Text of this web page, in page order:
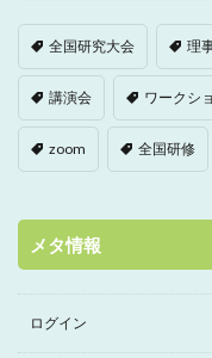
全国研究大会 理
講演会 ワークシ
zoom 全国研修
メタ情報
ログイン